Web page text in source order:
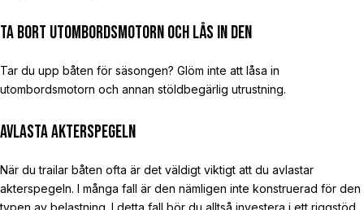
Ta bort utombordsmotorn och lås in den
Tar du upp båten för säsongen? Glöm inte att låsa in
utombordsmotorn och annan stöldbegärlig utrustning.
Avlasta akterspegeln
När du trailar båten ofta är det väldigt viktigt att du avlastar
akterspegeln. I många fall är den nämligen inte konstruerad för den
typen av belastning. I detta fall bör du alltså investera i ett riggstöd,